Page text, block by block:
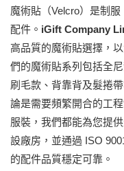
魔術貼（Velcro）是制
配件。 iGift Company
高品質的魔術貼選擇，
們的魔術貼系列包括全
刷毛款、背靠背及髮捲
論是需要頻繁開合的工
服裝，我們都能為您提
設廠房，並通過 ISO
的配件品質穩定可靠。